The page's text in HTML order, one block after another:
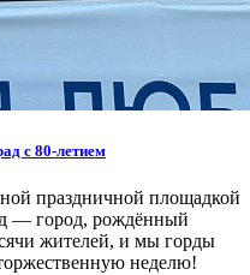
с 80-летием
праздничной площадкой
— город, рождённый
жителей, и мы горды
неделю!